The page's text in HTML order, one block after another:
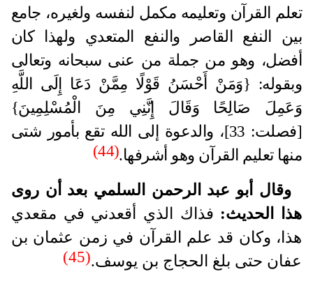
تعلم القرآن وتعليمه مكمل لنفسه ولغيره، جامع
بين النفع القاصر والنفع المتعدي ولهذا كان
أفضل، وهو من جملة من عنى سبحانه وتعالى
وبقوله: {وَمَنْ أَحْسَنُ قَوْلًا مِمَّنْ دَعَا إِلَى اللَّهِ
وَعَمِلَ صَالِحًا وَقَالَ إِنَّنِي مِنَ الْمُسْلِمِينَ}
[فصلت: 33]، والدعوة إلى الله تقع بأمور شتى
منها تعليم القرآن وهو أشرفها.(44)
وقال أبو عبد الرحمن السلمي بعد أن روى
هذا الحديث: فذاك الذي أقعدني في مقعدي
هذا، وكان قد علم القرآن في زمن عثمان بن
عفان حتى بلغ الحجاج بن يوسف.(45)